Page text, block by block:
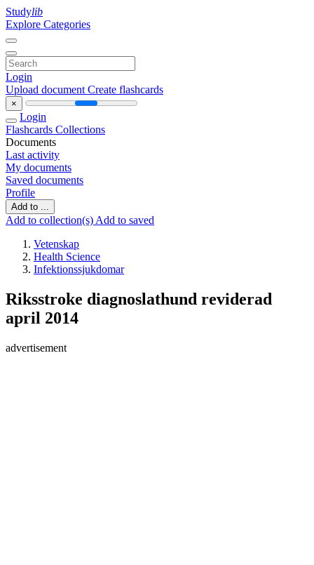
Studylib
Explore Categories
Login
Upload document Create flashcards
×
Login
Flashcards Collections
Documents
Last activity
My documents
Saved documents
Profile
Add to ...
Add to collection(s) Add to saved
Vetenskap
Health Science
Infektionssjukdomar
Riksstroke diagnoslathund reviderad
april 2014
advertisement